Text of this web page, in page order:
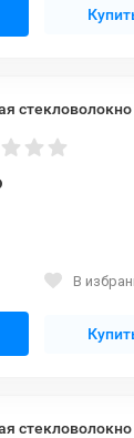
стекловолокно
В
стекловолокно